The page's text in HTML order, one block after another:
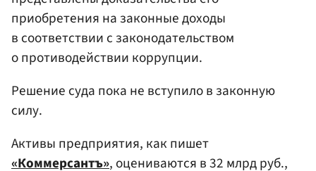
приобретения на законные доходы
в соответствии с законодательством
о противодействии коррупции.
Решение суда пока не вступило в законную
силу.
Активы предприятия, как пишет
«Коммерсантъ», оцениваются в 32 млрд руб.,